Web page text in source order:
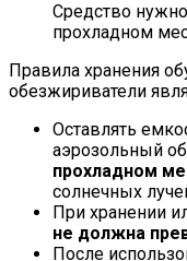
Средство
прохладном
Правила хранения
обезжириватели
Оставлять
аэрозольный
прохладном
солнечных
При хранении
не должна
После